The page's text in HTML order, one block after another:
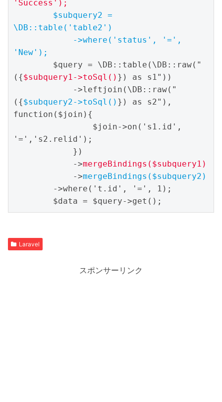
'Success');
$subquery2 =
\DB::table('table2')
'New');
({$subquery1->toSql() }) as s1"))
({$subquery2->toSql() }) as s2"),
function($join){
'=','s2.relid');
            ->
mergeBindings($subquery1)
            ->
mergeBindings($subquery2)
        $data = $query->get();
Laravel
スポンサーリンク